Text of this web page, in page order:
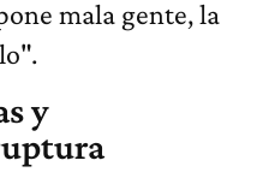
mala gente, la
y